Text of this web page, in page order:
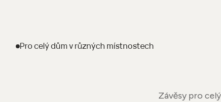
Pro celý důmv různých místnostech
Závěsy pro